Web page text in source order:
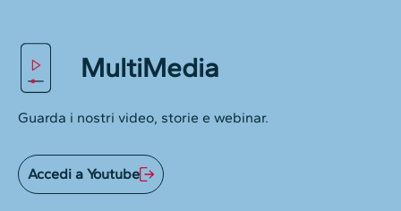
MultiMedia
Guarda i nostri video, storie e webinar.
Accedi a Youtube